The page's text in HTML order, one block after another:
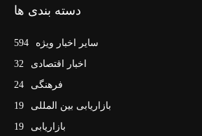
دسته بندی ها
سایر اخبار ویژه
594
اخبار اقتصادی
32
فرهنگی
24
بازاریابی بین المللی
19
بازاریابی
19